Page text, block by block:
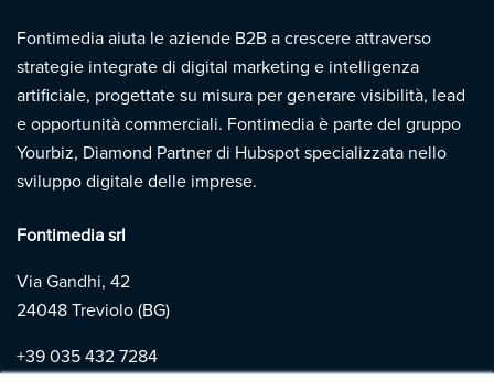
Fontimedia aiuta le aziende B2B a crescere attraverso
strategie integrate di digital marketing e intelligenza
artificiale, progettate su misura per generare visibilità, lead
e opportunità commerciali. Fontimedia è parte del gruppo
Yourbiz, Diamond Partner di Hubspot specializzata nello
sviluppo digitale delle imprese.
Fontimedia srl
Via Gandhi, 42
24048 Treviolo (BG)
+39 035 432 7284